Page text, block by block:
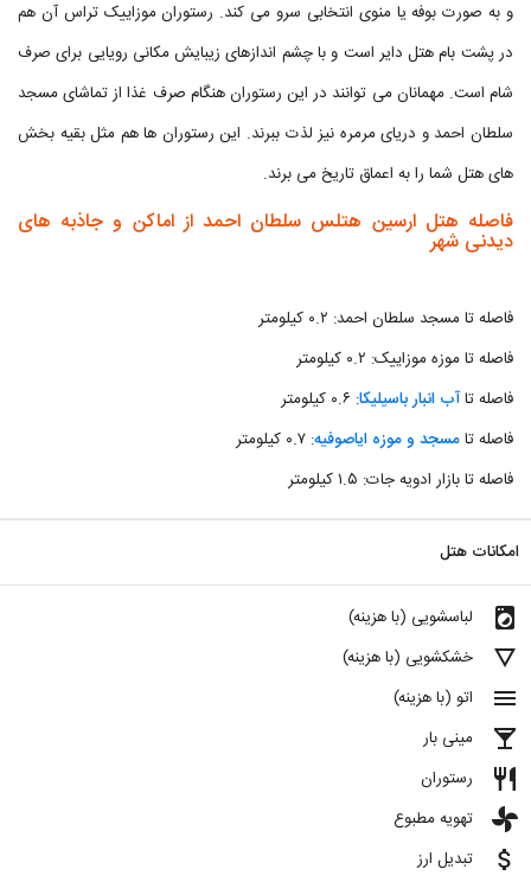
و به صورت بوفه یا منوی انتخابی سرو می کند. رستوران موزاییک تراس آن هم
در پشت بام هتل دایر است و با چشم اندازهای زیبایش مکانی رویایی برای صرف
شام است. مهمانان می توانند در این رستوران هنگام صرف غذا از تماشای مسجد
سلطان احمد و دریای مرمره نیز لذت ببرند. این رستوران ها هم مثل بقیه بخش
های هتل شما را به اعماق تاریخ می برند.
فاصله هتل ارسین هتلس سلطان احمد از اماکن و جاذبه های
دیدنی شهر
فاصله تا مسجد سلطان احمد: ۰.۲ کیلومتر
فاصله تا موزه موزاییک: ۰.۲ کیلومتر
فاصله تاآب انبار باسیلیکا: ۰.۶ کیلومتر
فاصله تامسجد و موزه ایاصوفیه: ۰.۷ کیلومتر
فاصله تا بازار ادویه جات: ۱.۵ کیلومتر
امکانات هتل
local_laundry_service لباسشویی (با هزینه)
details خشکشویی (با هزینه)
menu اتو (با هزینه)
local_bar مینی بار
restaurant رستوران
toys تهویه مطبوع
attach_money تبدیل ارز